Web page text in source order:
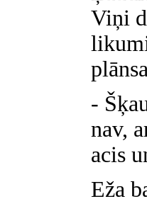
Viņi
-
nav,
acis
Eža